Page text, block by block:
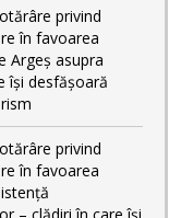
privind
în favoarea
Argeș asupra
își desfășoară
privind
în favoarea